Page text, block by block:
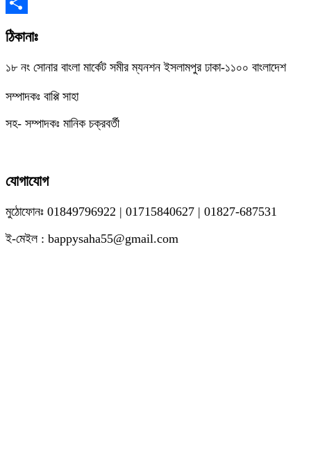
Copy
Link
Share
ঠিকানাঃ
১৮ নং সোনার বাংলা মার্কেট সমীর ম্যনশন ইসলামপুর ঢাকা-১১০০ বাংলাদেশ
সম্পাদকঃ বাপ্পি সাহা
সহ- সম্পাদকঃ মানিক চক্রবর্তী
যোগাযোগ
মুঠোফোনঃ 01849796922 | 01715840627 | 01827-687531
ই-মেইল : bappysaha55@gmail.com